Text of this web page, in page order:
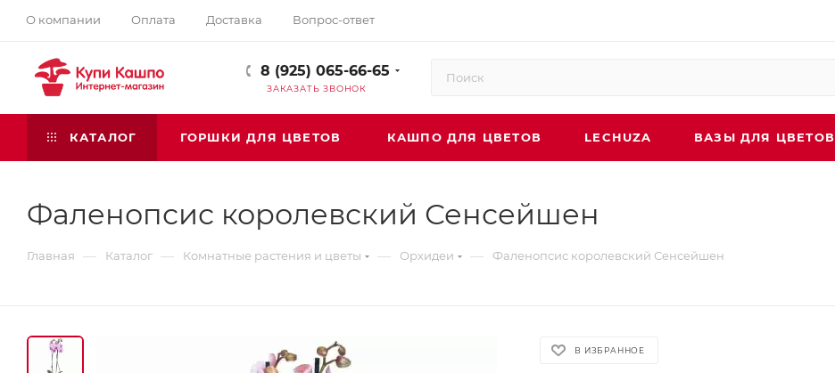
О компании Оплата Доставка Вопрос-ответ
8 (925) 065-66-65
ЗАКАЗАТЬ ЗВОНОК
КАТАЛОГ ГОРШКИ ДЛЯ ЦВЕТОВ КАШПО ДЛЯ ЦВЕТОВ LECHUZA ВАЗЫ ДЛЯ ЦВЕТОВ
Фаленопсис королевский Сенсейшен
Главная — Каталог — Комнатные растения и цветы — Орхидеи — Фаленопсис королевский Сенсейшен
В ИЗБРАННОЕ